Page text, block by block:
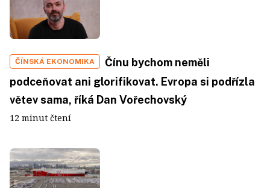
ČÍNSKÁ EKONOMIKA
Čínu bychom neměli
podceňovat ani glorifikovat. Evropa si podřízla
větev sama, říká Dan Vořechovský
12 minut čtení